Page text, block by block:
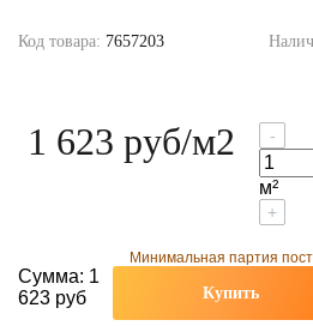
Код товара: 7657203
1 623 руб/м2 -
м²
+
Минимальная партия
Сумма: 1
623 руб
Купить